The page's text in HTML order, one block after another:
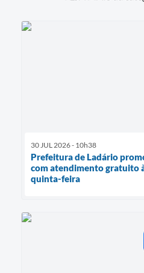
30 JUL 2026 - 10h38
Prefeitura de Ladário
com atendimento gratuito
quinta-feira